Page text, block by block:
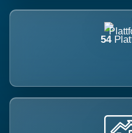
54